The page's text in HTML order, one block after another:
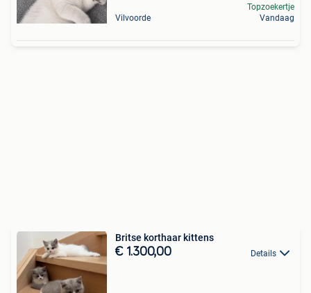
Vilvoorde
Topzoekertje
Vandaag
Britse korthaar kittens
€ 1.300,00 Details